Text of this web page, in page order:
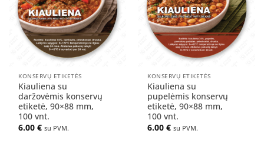
KONSERVŲ ETIKETĖS
Kiauliena su
daržovėmis konservų
etiketė, 90×88 mm,
100 vnt.
6.00€ su PVM.
KONSERVŲ ETIKETĖS
Kiauliena su
pupelėmis konservų
etiketė, 90×88 mm,
100 vnt.
6.00€ su PVM.